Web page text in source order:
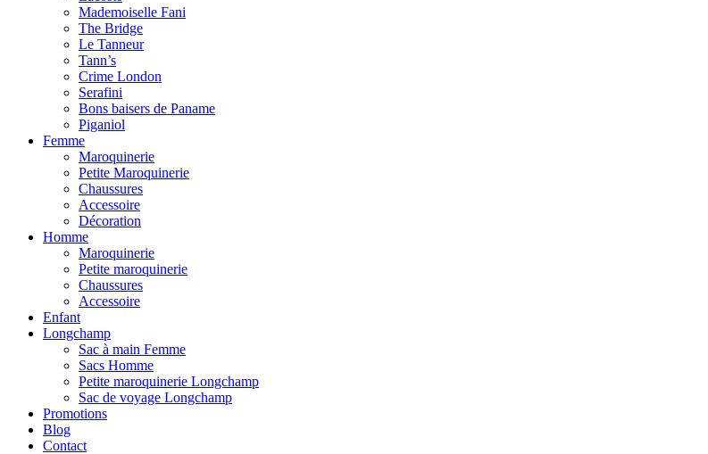
Mademoiselle Fani
The Bridge
Le Tanneur
Tann’s
Crime London
Serafini
Bons baisers de Paname
Piganiol
Femme
Maroquinerie
Petite Maroquinerie
Chaussures
Accessoire
Décoration
Homme
Maroquinerie
Petite maroquinerie
Chaussures
Accessoire
Enfant
Longchamp
Sac à main Femme
Sacs Homme
Petite maroquinerie Longchamp
Sac de voyage Longchamp
Promotions
Blog
Contact